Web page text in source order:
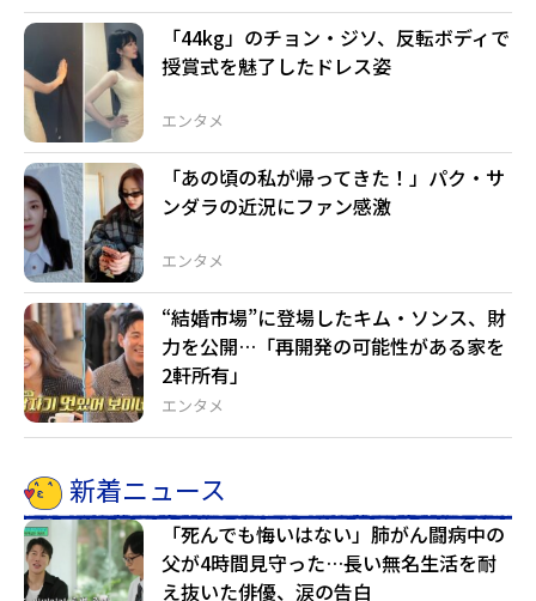
エンタメ
「44kg」のチョン・ジソ、反転ボディで
授賞式を魅了したドレス姿
エンタメ
「あの頃の私が帰ってきた！」パク・サ
ンダラの近況にファン感激
エンタメ
“結婚市場”に登場したキム・ソンス、財
力を公開…「再開発の可能性がある家を
2軒所有」
新着ニュース
「死んでも悔いはない」肺がん闘病中の
父が4時間見守った…長い無名生活を耐
え抜いた俳優、涙の告白